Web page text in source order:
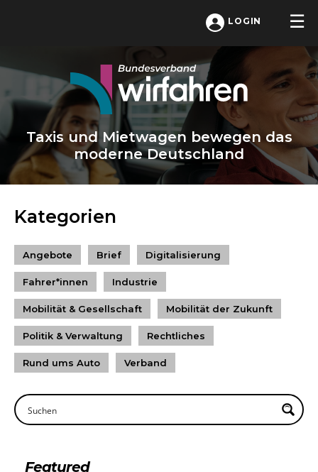
LOGIN
Taxis und Mietwagen bewegen das
moderne Deutschland
Kategorien
Angebote Brief Digitalisierung
Fahrer*innen Industrie
Mobilität & Gesellschaft Mobilität der Zukunft
Politik & Verwaltung Rechtliches
Rund ums Auto Verband
Featured